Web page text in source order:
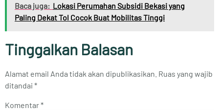
Baca juga: Lokasi Perumahan Subsidi Bekasi yang
Paling Dekat Tol Cocok Buat Mobilitas Tinggi
Tinggalkan Balasan
Alamat email Anda tidak akan dipublikasikan. Ruas yang wajib
ditandai *
Komentar*